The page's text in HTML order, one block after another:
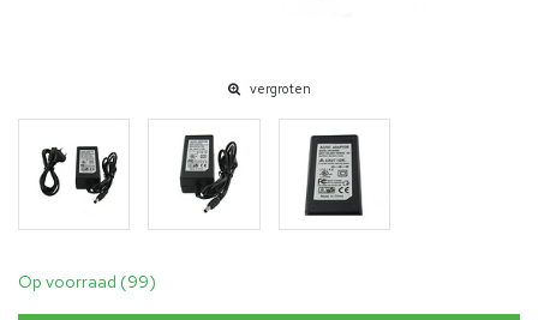
vergroten
Op voorraad (99)